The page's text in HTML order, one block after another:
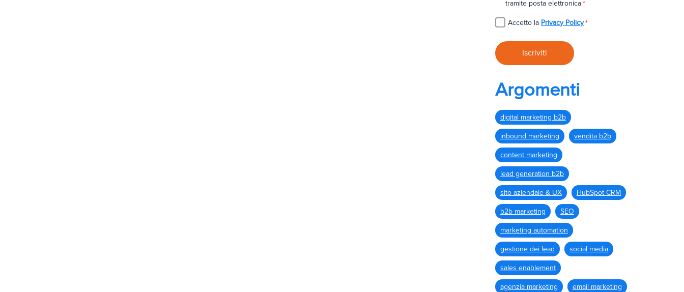
tramite posta elettronica*
Accetto la Privacy Policy*
Argomenti
digital marketing b2b
inbound marketing vendita b2b
content marketing
lead generation b2b
sito aziendale & UX HubSpot CRM
b2b marketing SEO
marketing automation
gestione dei lead social media
sales enablement
agenzia marketing email marketing